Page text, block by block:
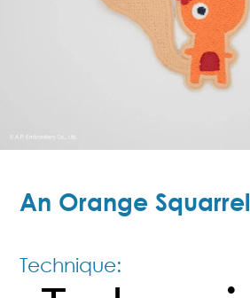
An Orange Squarrel
Technique: